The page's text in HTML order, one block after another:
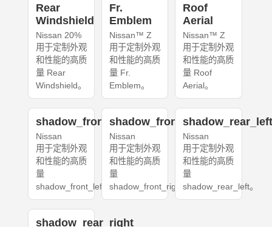
Rear
Windshield
Nissan 20%
用于定制外观
和性能的高质
量 Rear
Windshield。
Fr.
Emblem
Nissan™ Z
用于定制外观
和性能的高质
量 Fr.
Emblem。
Roof
Aerial
Nissan™ Z
用于定制外观
和性能的高质
量 Roof
Aerial。
shadow_front_left
Nissan
用于定制外观
和性能的高质
量
shadow_front_left。
shadow_front_right
Nissan
用于定制外观
和性能的高质
量
shadow_front_right。
Nissan
用于定制外观
和性能的高质
量
shadow_rear_left。
shadow_rear_right